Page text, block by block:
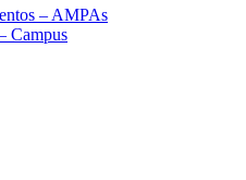
– AMPAs
Campus